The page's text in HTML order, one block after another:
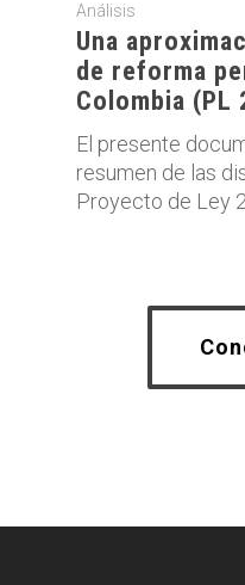
Análisis
Una
de reforma
Colombia (PL
El presente
resumen de las
Proyecto de Ley